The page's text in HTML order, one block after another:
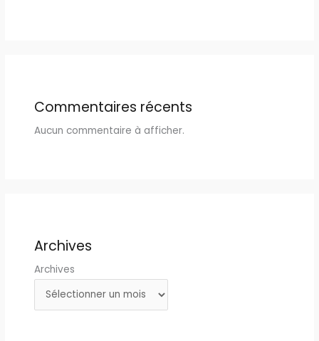
Commentaires récents
Aucun commentaire à afficher.
Archives
Archives